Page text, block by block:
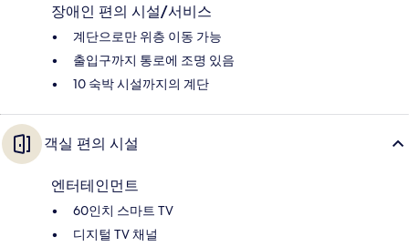
장애인 편의 시설/서비스
계단으로만 위층 이동 가능
출입구까지 통로에 조명 있음
10 숙박 시설까지의 계단
객실 편의 시설
엔터테인먼트
60인치 스마트 TV
디지털 TV 채널